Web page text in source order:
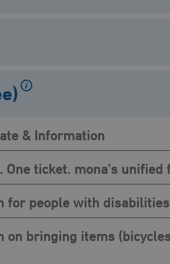
& Information
One ticket. mona's unified
for people with disabilities
on bringing items